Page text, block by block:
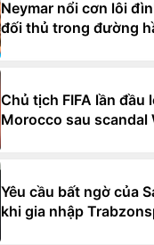
Neymar nổi cơn lôi
đối thủ trong đường
Chủ tịch FIFA lần đầu
Morocco sau scandal
Yêu cầu bất ngờ của
khi gia nhập